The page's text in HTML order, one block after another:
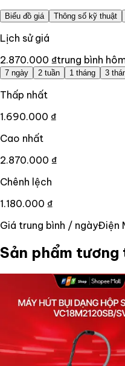
Biểu đồ giá Thông số kỹ thuật
Lịch sử giá
2.870.000 ₫trung bình
7 ngày 2 tuần 1 tháng 3
Thấp nhất
1.690.000 ₫
Cao nhất
2.870.000 ₫
Chênh lệch
1.180.000 ₫
Giá trung bình / ngàyĐiện
Sản phẩm tương